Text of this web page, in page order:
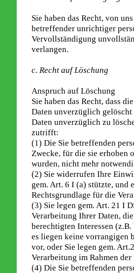
Sie haben das Recht, von
betreffender unrichtiger
Vervollständigung
verlangen.
c. Recht auf Löschung
Anspruch auf Löschung
Sie haben das Recht, dass
Daten unverzüglich
Daten unverzüglich zu
zutrifft:
(1) Die Sie betreffenden
Zwecke, für die sie erhoben
wurden, nicht mehr
(2) Sie widerrufen Ihre
gem. Art. 6 I (a) stützte, und
Rechtsgrundlage für die
(3) Sie legen gem. Art. 21 I
Verarbeitung Ihrer Daten,
berechtigten Interessen
es liegen keine vorrangigen
vor, oder Sie legen gem.
Verarbeitung im Rahmen
(4) Die Sie betreffenden